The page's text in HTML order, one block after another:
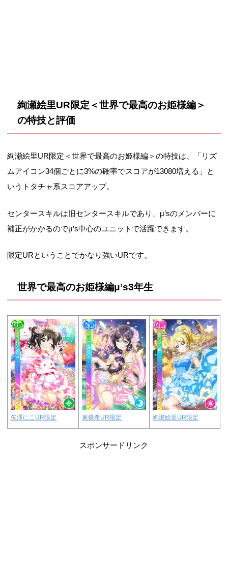
絢瀬絵里UR限定＜世界で最高のお姫様編＞
の特技と評価
絢瀬絵里UR限定＜世界で最高のお姫様編＞の特技は、「リズ
ムアイコン34個ごとに3%の確率でスコアが13080増える」と
いうトタチャ系スコアアップ。
センタースキルは旧センタースキルであり、μ’sのメンバーに
補正がかかるのでμ’s中心のユニットで活躍できます。
限定URということでかなり強いURです。
世界で最高のお姫様編μ’s3年生
矢澤にこUR限定 東條希UR限定 絢瀬絵里UR限定
スポンサードリンク